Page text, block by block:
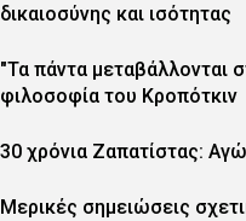
δικαιοσύνης και ισότητας
"Τα πάντα μεταβάλλονται
φιλοσοφία του Κροπότκιν
30 χρόνια Ζαπατίστας:
Μερικές σημειώσεις